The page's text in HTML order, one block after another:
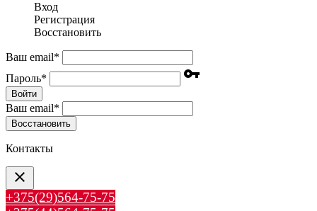
Вход
Регистрация
Восстановить
Ваш email*
Пароль* vpn_key
Войти
Ваш email*
Воcстановить
Контакты
clear
+375(29)564-75-75